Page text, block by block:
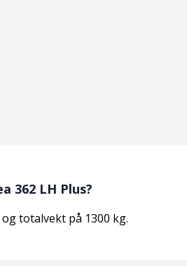
362 LH Plus?
og totalvekt på 1300 kg.